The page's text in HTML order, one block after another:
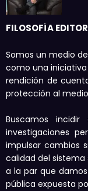
FILOSOFÍA
Somos un medio
como una
rendición de
protección al
Buscamos
investigaciones
impulsar cambios
calidad del
a la par que
pública expuesta